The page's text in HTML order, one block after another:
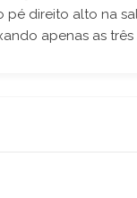
direito alto na
apenas as